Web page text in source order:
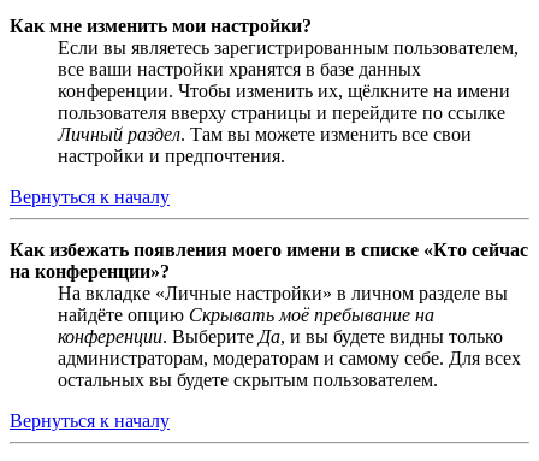
Как мне изменить мои настройки?
Если вы являетесь зарегистрированным пользователем,
все ваши настройки хранятся в базе данных
конференции. Чтобы изменить их, щёлкните на имени
пользователя вверху страницы и перейдите по ссылке
Личный раздел. Там вы можете изменить все свои
настройки и предпочтения.
Вернуться к началу
Как избежать появления моего имени в списке «Кто сейчас
на конференции»?
На вкладке «Личные настройки» в личном разделе вы
найдёте опцию Скрывать моё пребывание на
конференции. Выберите Да, и вы будете видны только
администраторам, модераторам и самому себе. Для всех
остальных вы будете скрытым пользователем.
Вернуться к началу